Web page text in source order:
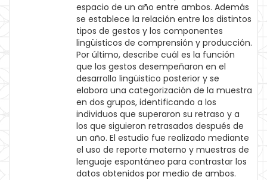
espacio de un año entre ambos. Además
se establece la relación entre los distintos
tipos de gestos y los componentes
lingüisticos de comprensión y producción.
Por último, describe cuál es la función
que los gestos desempeñaron en el
desarrollo lingüistico posterior y se
elabora una categorización de la muestra
en dos grupos, identificando a los
individuos que superaron su retraso y a
los que siguieron retrasados después de
un año. El estudio fue realizado mediante
el uso de reporte materno y muestras de
lenguaje espontáneo para contrastar los
datos obtenidos por medio de ambos.